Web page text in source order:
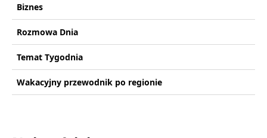
Biznes
Rozmowa Dnia
Temat Tygodnia
Wakacyjny przewodnik po regionie